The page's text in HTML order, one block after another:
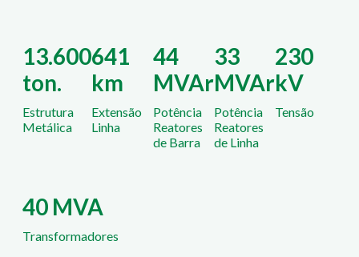
13.600
ton.
Estrutura
Metálica
641
km
Extensão
Linha
44
MVAr
Potência
Reatores
de Barra
33
MVAr
Potência
Reatores
de Linha
230
kV
Tensão
40 MVA
Transformadores